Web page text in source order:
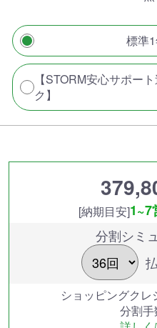
標準
【STORM安心サポー
ク】
[納期目安]1~7
分割シミ
ショッピングク
分割